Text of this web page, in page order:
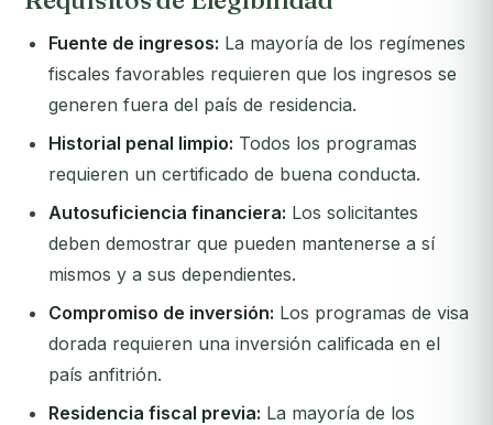
Fuente de ingresos: La mayoría de los regímenes
fiscales favorables requieren que los ingresos se
generen fuera del país de residencia.
Historial penal limpio: Todos los programas
requieren un certificado de buena conducta.
Autosuficiencia financiera: Los solicitantes
deben demostrar que pueden mantenerse a sí
mismos y a sus dependientes.
Compromiso de inversión: Los programas de visa
dorada requieren una inversión calificada en el
país anfitrión.
Residencia fiscal previa: La mayoría de los